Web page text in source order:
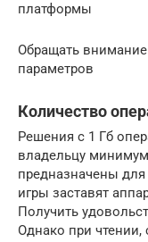
платформы
Обращать
параметров
Количество
Решения с 1 Гб
владельцу
предназначены
игры заставят
Получить
Однако при чтении,